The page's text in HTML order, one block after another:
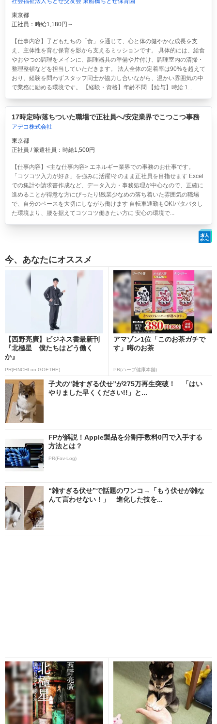
東京都
正社員：時給1,180円～
【仕事内容】子どもたちの「食」を通じて、心と体の健やかな成長を支
え、主体性を育む保育を影から支えるミッションです。 具体的には、給食
やおやつの調理をメインに、調理器具の準備や片付け、調理室内の清掃・
整理整頓などを担当していただきます。 法人全体の定着率は90%を超えて
おり、経験を問わずスタッフ同士が協力し合いながら、温かい雰囲気の中
で業務に励める環境です。 【経験・資格】年齢不問 【給与】時給:1...
17時定時/落ちついた職場で正社員へ/安定業界でこつこつ事務
アデコ株式会社
東京都
正社員 / 派遣社員：時給1,500円
【仕事内容】<主な仕事内容> エネルギー業界での事務のお仕事です。
「コツコツ入力が好き」を強みに活躍!そのまま正社員を目指せます Excel
での集計や請求書作成など、データ入力・事務処理が中心なので、正確に
進めることが得意な方にぴったり!残業少なめの落ち着いた雰囲気の職場
で、自分のペースを大切にしながら働けます 自転車通勤もOK!バタバタし
た環境より、腰を据えてコツコツ働きたい方に 安心の環境で...
今、あなたにオススメ
【西野亮廣】ビジネス書最新刊
『北極星 僕たちはどう働く
か』
PR(FINCHI on GOETHE)
アマゾン1位「このお茶ガチで
す」噂のお茶
PR(ハーブ健康本舗)
子犬の“雑すぎる伏せ”が275万再生突破！ 「はい
やりました早くください!!」と...
FPが解説！Apple製品を分割手数料0円で入手する
方法とは？
PR(Fav-Log)
“雑すぎる伏せ”で話題のワンコ→「もう伏せが雑な
んて言わせない！」 進化した技を...